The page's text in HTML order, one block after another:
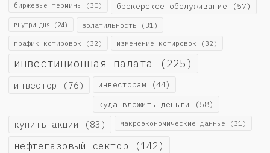
биржевые термины (30) брокерское обслуживание (57)
внутри дня (24) волатильность (31)
график котировок (32) изменение котировок (32)
инвестиционная палата (225)
инвестор (76) инвесторам (44)
куда вложить деньги (58)
купить акции (83) макроэкономические данные (31)
нефтегазовый сектор (142)